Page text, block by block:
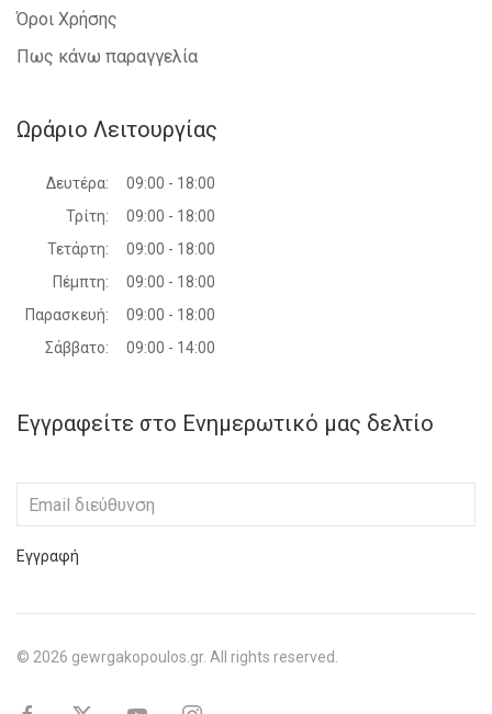
Όροι Χρήσης
Πως κάνω παραγγελία
Ωράριο Λειτουργίας
Δευτέρα:
09:00 - 18:00
Τρίτη:
09:00 - 18:00
Τετάρτη:
09:00 - 18:00
Πέμπτη:
09:00 - 18:00
Παρασκευή:
09:00 - 18:00
Σάββατο:
09:00 - 14:00
Εγγραφείτε στο Ενημερωτικό μας δελτίο
Εγγραφή
© 2026 gewrgakopoulos.gr. All rights reserved.